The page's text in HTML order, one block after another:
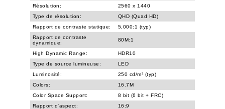
Résolution:
2560 x 1440
Type de résolution:
QHD (Quad HD)
Rapport de contraste statique:
5,000:1 (typ)
Rapport de contraste
dynamique:
80M:1
High Dynamic Range:
HDR10
Type de source lumineuse:
LED
Luminosité:
250 cd/m² (typ)
Colors:
16.7M
Color Space Support:
8 bit (6 bit + FRC)
Rapport d'aspect:
16:9